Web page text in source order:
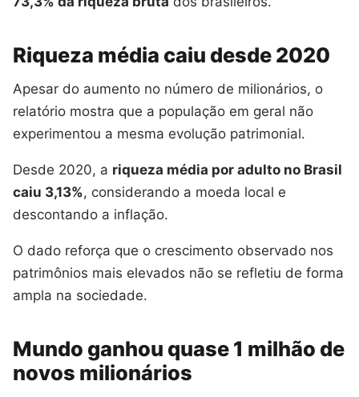
Riqueza média caiu desde 2020
Apesar do aumento no número de milionários, o
relatório mostra que a população em geral não
experimentou a mesma evolução patrimonial.
Desde 2020, a riqueza média por adulto no Brasil
caiu 3,13%, considerando a moeda local e
descontando a inflação.
O dado reforça que o crescimento observado nos
patrimônios mais elevados não se refletiu de forma
ampla na sociedade.
Mundo ganhou quase 1 milhão de
novos milionários